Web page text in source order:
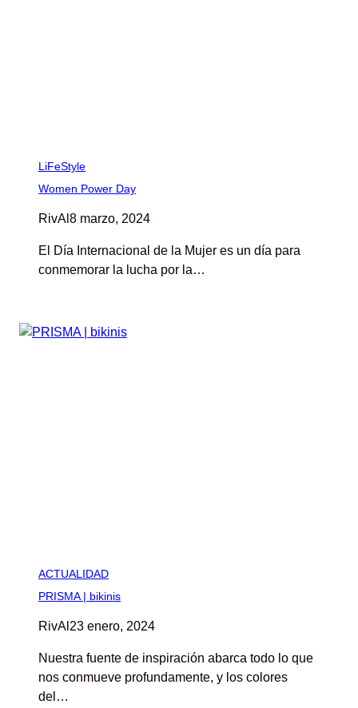
LiFeStyle
Women Power Day
RivAl 8 marzo, 2024
El Día Internacional de la Mujer es un día para
conmemorar la lucha por la…
ACTUALIDAD
PRISMA | bikinis
RivAl 23 enero, 2024
Nuestra fuente de inspiración abarca todo lo que
nos conmueve profundamente, y los colores
del…